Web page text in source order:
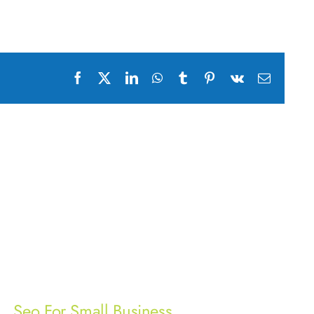
Facebook LinkedInWhatsApp
TumblrPinterest
Vk Email